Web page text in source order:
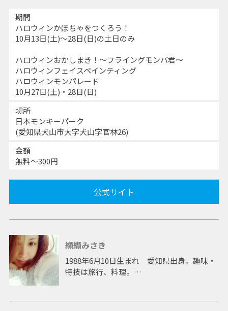
期間
ハロウィンかぼちゃをつくろう！
10月13日(土)～28日(日)の土日のみ
ハロウィンおかしまき！～フライングモンパ君～
ハロウィンフェイスペインティング
ハロウィンモンパレード
10月27日(土)・28日(日)
場所
日本モンキーパーク
(愛知県犬山市大字犬山字官林26)
金額
無料～300円
公式サイト
纐纈みさき
1988年6月10日生まれ 愛知県出身。趣味・
特技は旅行、料理。
や音楽活動、イベントなど幅広く活躍。